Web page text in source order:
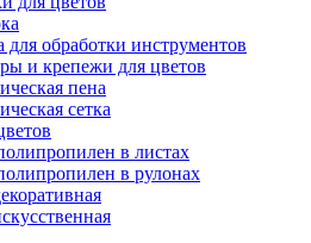
для обработки инструментов
и крепежи для цветов
пена
сетка
в листах
в рулонах